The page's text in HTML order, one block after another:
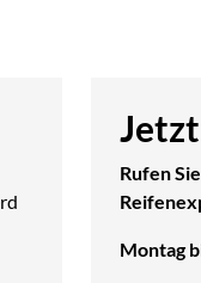
Rufen
Montag